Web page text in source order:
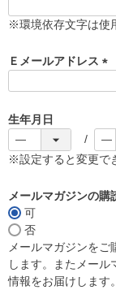
必
)
※環境依存文字は使
Ｅメールアドレス
)
生年月日
※設定すると変更で
メールマガジンの購
可
否
メールマガジンを
します。またメー
情報をお届けします。